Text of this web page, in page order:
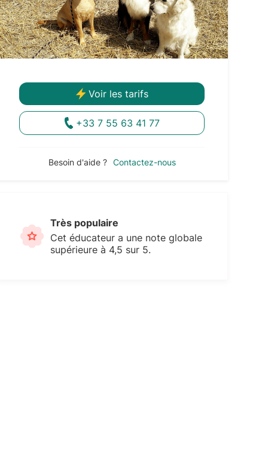
Voir les tarifs
+33 7 55 63 41 77
Besoin d'aide ? Contactez-nous
Très populaire
Cet éducateur a une note globale
supérieure à 4,5 sur 5.